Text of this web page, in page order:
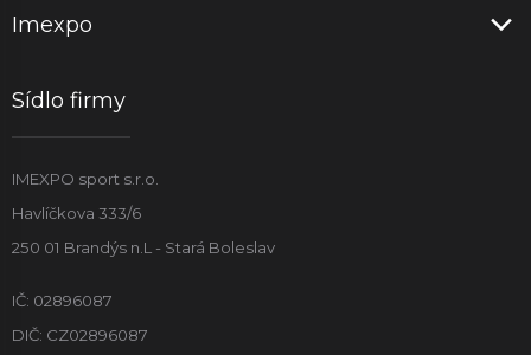
Imexpo
Sídlo firmy
IMEXPO sport s.r.o.
Havlíčkova 333/6
250 01 Brandýs n.L - Stará Boleslav
IČ: 02896087
DIČ: CZ02896087